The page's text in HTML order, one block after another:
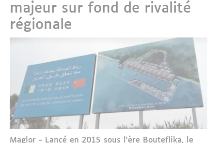
majeur sur fond de rivalité
régionale
Maglor - Lancé en 2015 sous l’ère Bouteflika, le